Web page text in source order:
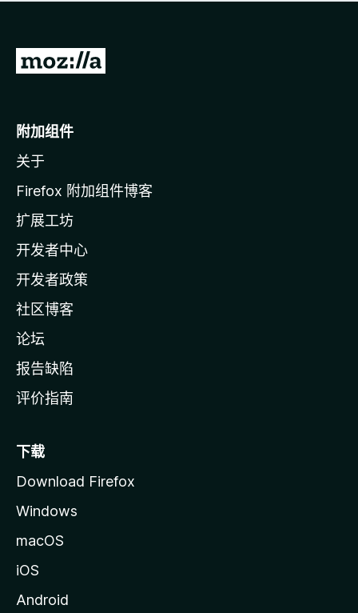
无
转
o
i
l
a
主
页
附加组件
关于
Firefox 附加组件博客
扩展工坊
开发者中心
开发者政策
社区博客
论坛
报告缺陷
评价指南
下载
Download Firefox
Windows
macOS
iOS
Android